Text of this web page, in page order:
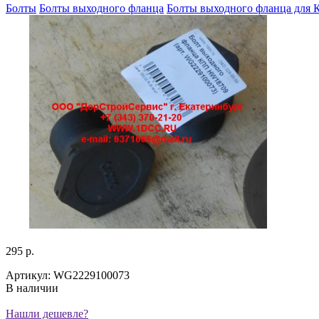
Болты Болты выходного фланца Болты выходного фланца для
295 р.
Артикул: WG2229100073
В наличии
Нашли дешевле?